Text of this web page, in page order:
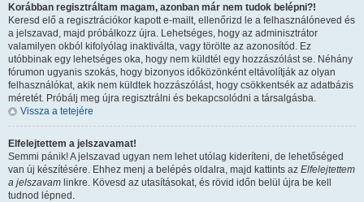
Korábban regisztráltam magam, azonban már nem tudok belépni?!
Keresd elő a regisztrációkor kapott e-mailt, ellenőrizd le a felhasználóneved és
a jelszavad, majd próbálkozz újra. Lehetséges, hogy az adminisztrátor
valamilyen okból kifolyólag inaktiválta, vagy törölte az azonosítód. Ez
utóbbinak egy lehetséges oka, hogy nem küldtél egy hozzászólást se. Néhány
fórumon ugyanis szokás, hogy bizonyos időközönként eltávolítják az olyan
felhasználókat, akik nem küldtek hozzászólást, hogy csökkentsék az adatbázis
méretét. Próbálj meg újra regisztrálni és bekapcsolódni a társalgásba.
Vissza a tetejére
Elfelejtettem a jelszavamat!
Semmi pánik! A jelszavad ugyan nem lehet utólag kideríteni, de lehetőséged
van új készítésére. Ehhez menj a belépés oldalra, majd kattints az Elfelejtettem
a jelszavam linkre. Kövesd az utasításokat, és rövid időn belül újra be kell
tudnod lépned.